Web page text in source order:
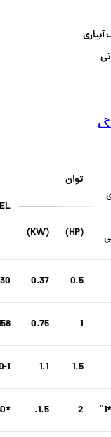
آبیاری
توان
(HP)
(KW)
0.5
0.37
1
0.75
1.5
1.1
1
2
1.5.
*2ECm160/160